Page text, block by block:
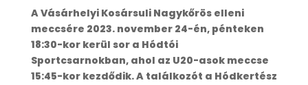
A Vásárhelyi Kosársuli Nagykőrös elleni
meccsére 2023. november 24-én, pénteken
18:30-kor kerül sor a Hódtói
Sportcsarnokban, ahol az U20-asok meccse
15:45-kor kezdődik. A találkozót a Hódkertész